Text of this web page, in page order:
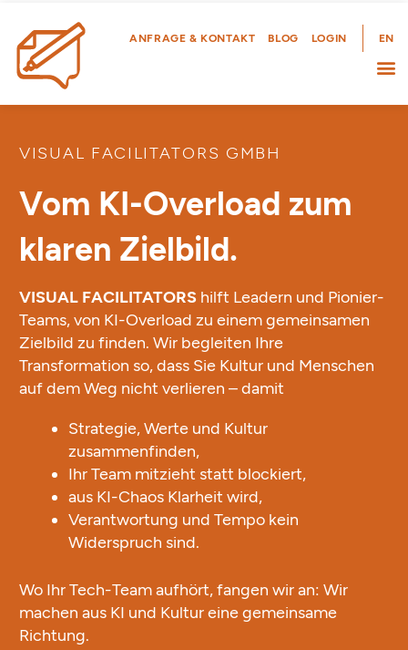
Inhalt
springen
ANFRAGE & KONTAKT BLOG LOGIN EN
VISUAL FACILITATORS GMBH
Vom KI-Overload zum
klaren Zielbild.
VISUAL FACILITATORS hilft Leadern und Pionier-
Teams, von KI-Overload zu einem gemeinsamen
Zielbild zu finden. Wir begleiten Ihre
Transformation so, dass Sie Kultur und Menschen
auf dem Weg nicht verlieren – damit
Strategie, Werte und Kultur
zusammenfinden,
Ihr Team mitzieht statt blockiert,
aus KI-Chaos Klarheit wird,
Verantwortung und Tempo kein
Widerspruch sind.
Wo Ihr Tech-Team aufhört, fangen wir an: Wir
machen aus KI und Kultur eine gemeinsame
Richtung.